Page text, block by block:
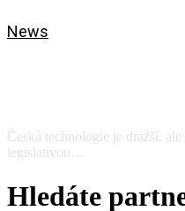
News
Česká technologie je dražší,
legislativou…
Hledáte